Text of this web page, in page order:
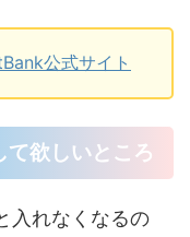
公式サイト
欲しいところ
入れなくなるの